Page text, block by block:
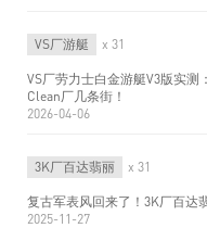
VS厂游艇 x 31
VS厂劳力士白金游艇V3版实测
Clean厂几条街！
2026-04-06
3K厂百达翡丽 x 31
复古军表风回来了！3K厂百达
2025-11-27